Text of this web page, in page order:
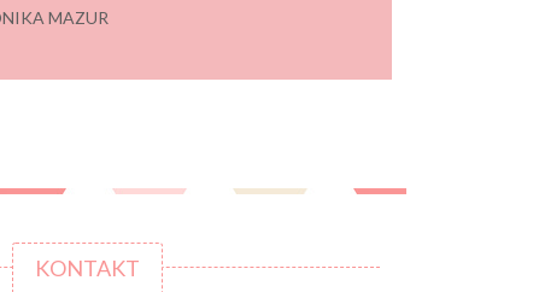
MAZUR
KONTAKT